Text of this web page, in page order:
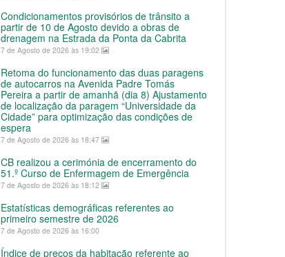
Condicionamentos provisórios de trânsito a
partir de 10 de Agosto devido a obras de
drenagem na Estrada da Ponta da Cabrita
7 de Agosto de 2026 às 19:02
Retoma do funcionamento das duas paragens
de autocarros na Avenida Padre Tomás
Pereira a partir de amanhã (dia 8) Ajustamento
de localização da paragem “Universidade da
Cidade” para optimização das condições de
espera
7 de Agosto de 2026 às 18:47
CB realizou a cerimónia de encerramento do
51.º Curso de Enfermagem de Emergência
7 de Agosto de 2026 às 18:12
Estatísticas demográficas referentes ao
primeiro semestre de 2026
7 de Agosto de 2026 às 16:00
Índice de preços da habitação referente ao